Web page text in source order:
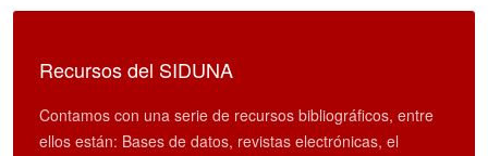
Recursos del SIDUNA
Contamos con una serie de recursos bibliográficos, entre
ellos están: Bases de datos, revistas electrónicas, el